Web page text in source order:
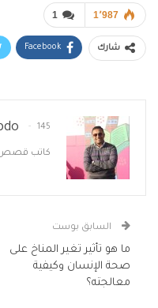
1 1٬987
شارك Facebook
145 المشاركات
كاتب قصص
السابق بوست
ما هو تأثير تغير المناخ على
صحة الإنسان وكيفية
معالجته؟